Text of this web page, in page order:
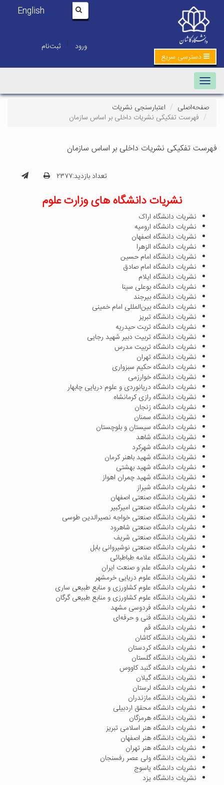
English
ورود | ثبت‌نام
دسترسی سریع
Toggle navigation
صفحه‌اصلی
اعتبارسنجی نشریات
فهرست تفکیکی نشریات داخلی بر اساس سازمان
فهرست تفکیکی نشریات داخلی بر اساس سازمان
تعداد بازدید:۲۳۷۷
نشریات دانشگاه های وزارت علوم
نشریات دانشگاه اراک
نشریات دانشگاه ارومیه
نشریات دانشگاه اصفهان
نشریات دانشگاه الزهرا
نشریات دانشگاه امام حسین
نشریات دانشگاه امام صادق
نشریات دانشگاه ایلام
نشریات دانشگاه بوعلی سینا
نشریات دانشگاه بیرجند
نشریات دانشگاه بین‌المللی امام خمینی
نشریات دانشگاه تبریز
نشریات دانشگاه تربت حیدریه
نشریات دانشگاه تربیت دبیر شهید رجایی
نشریات دانشگاه تربیت مدرس
نشریات دانشگاه تهران
نشریات دانشگاه حکیم سبزواری
نشریات دانشگاه خوارزمی
نشریات دانشگاه دریانوردی و علوم دریایی چابهار
نشریات دانشگاه رازی کرمانشاه
نشریات دانشگاه زنجان
نشریات دانشگاه سمنان
نشریات دانشگاه سیستان و بلوچستان
نشریات دانشگاه شاهد
نشریات دانشگاه شهرکرد
نشریات دانشگاه شهید باهنر کرمان
نشریات دانشگاه شهید بهشتی
نشریات دانشگاه شهید چمران اهواز
نشریات دانشگاه شیراز
نشریات دانشگاه صنعتی اصفهان
نشریات دانشگاه صنعتی امیرکبیر
نشریات دانشگاه صنعتی خواجه نصیرالدین طوسی
نشریات دانشگاه صنعتی شاهرود
نشریات دانشگاه صنعتی شریف
نشریات دانشگاه صنعتی نوشیروانی بابل
نشریات دانشگاه علامه طباطبائی
نشریات دانشگاه علم و صنعت ایران
نشریات دانشگاه علوم دریایی خرمشهر
نشریات دانشگاه علوم کشاورزی و منابع طبیعی ساری
نشریات دانشگاه علوم کشاورزی و منابع طبیعی گرگان
نشریات دانشگاه فردوسی مشهد
نشریات دانشگاه فنی و حرفه‌ای
نشریات دانشگاه قم
نشریات دانشگاه کاشان
نشریات دانشگاه کردستان
نشریات دانشگاه گلستان
نشریات دانشگاه گنبد کاووس
نشریات دانشگاه گیلان
نشریات دانشگاه لرستان
نشریات دانشگاه مازندران
نشریات دانشگاه محقق اردبیلی
نشریات دانشگاه هرمزگان
نشریات دانشگاه هنر اسلامی تبریز
نشریات دانشگاه هنر اصفهان
نشریات دانشگاه هنر تهران
نشریات دانشگاه ولی عصر رفسنجان
نشریات دانشگاه یاسوج
نشریات دانشگاه یزد